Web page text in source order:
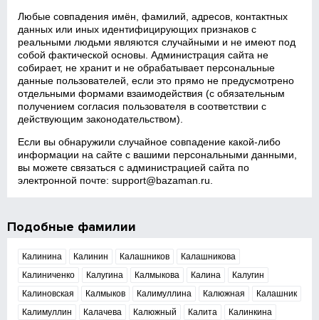
Любые совпадения имён, фамилий, адресов, контактных
данных или иных идентифицирующих признаков с
реальными людьми являются случайными и не имеют под
собой фактической основы. Администрация сайта не
собирает, не хранит и не обрабатывает персональные
данные пользователей, если это прямо не предусмотрено
отдельными формами взаимодействия (с обязательным
получением согласия пользователя в соответствии с
действующим законодательством).
Если вы обнаружили случайное совпадение какой‑либо
информации на сайте с вашими персональными данными,
вы можете связаться с администрацией сайта по
электронной почте:support@bazaman.ru
Подобные фамилии
Калинина Калинин Калашников
Калашникова
Калиниченко
Калугина Калмыкова Калина
Калугин
Калиновская
Калмыков Калимуллина Калюжная
Калашник
Калимуллин
Калачева Калюжный Калита Калинкина